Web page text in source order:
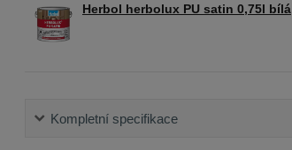
Herbol herbolux PU satin 0,75l bílá
Kompletní specifikace